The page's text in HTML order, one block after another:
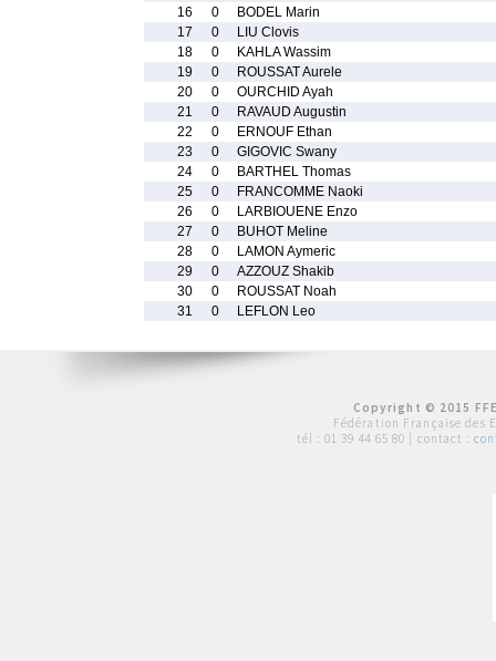
16
0
BODEL Marin
17
0
LIU Clovis
18
0
KAHLA Wassim
19
0
ROUSSAT Aurele
20
0
OURCHID Ayah
21
0
RAVAUD Augustin
22
0
ERNOUF Ethan
23
0
GIGOVIC Swany
24
0
BARTHEL Thomas
25
0
FRANCOMME Naoki
26
0
LARBIOUENE Enzo
27
0
BUHOT Meline
28
0
LAMON Aymeric
29
0
AZZOUZ Shakib
30
0
ROUSSAT Noah
31
0 LEFLON Leo
Copyright © 2015
Fédération Française des
tél : 01 39 44 65 80 | contact :